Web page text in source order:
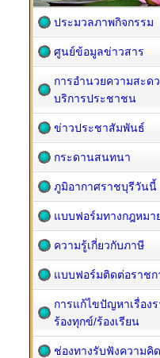
ประมวลภาพกิจกรรม
ศูนย์ข้อมูลข่าวสาร
การอำนวยความสะด
บริการประชาชน
ข่าวประชาสัมพันธ์
กระดานสนทนา
ภูมิอากาศราชบุรีวันนี้
แบบฟอร์มทางกฎหมา
ความรู้เกี่ยวกับภาษี
แบบฟอร์มติดต่อราชก
การแก้ไขปัญหาเรื่องร
ร้องทุกข์/ร้องเรียน
ช่องทางรับฟังความคิ